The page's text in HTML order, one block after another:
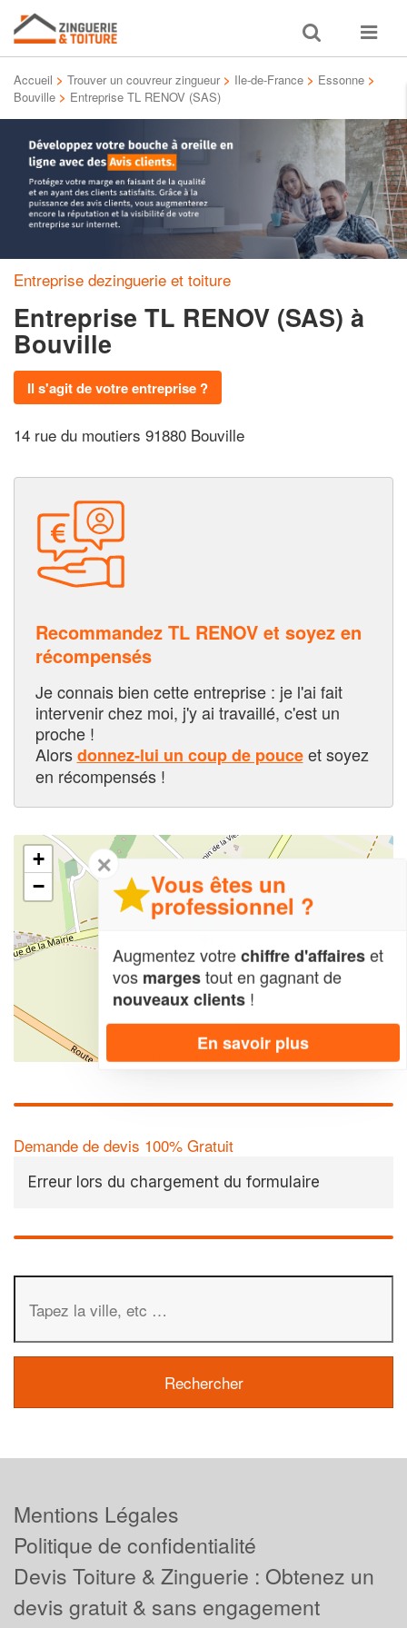
Toggle
search
Toggle
Accueil > Trouver un couvreur zingueur > Ile-de-France > Essonne >
Bouville > Entreprise TL RENOV (SAS)
Entreprise dezinguerie et toiture
Entreprise TL RENOV (SAS) à
Bouville
Il s'agit de votre entreprise ?
14 rue du moutiers 91880 Bouville
Recommandez TL RENOV et soyez en
récompensés
Je connais bien cette entreprise : je l'ai fait
intervenir chez moi, j'y ai travaillé, c'est un
proche !
Alorsdonnez-lui un coup de pouceet soyez
en récompensés !
+
−
OpenStreetMap contributors,
Demande de devis 100% Gratuit
Erreur lors du chargement du formulaire
✕
Vous êtes un
professionnel ?
Augmentez votrechiffre d'affaireset
vos margestout en gagnant de
nouveaux clients !
En savoir plus
Mentions Légales
Politique de confidentialité
Devis Toiture & Zinguerie : Obtenez un
devis gratuit & sans engagement